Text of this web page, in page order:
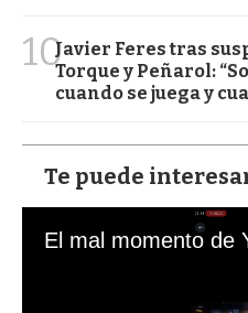
10Javier Feres tras
Torque y Peñarol:
cuando se juega y
Te puede